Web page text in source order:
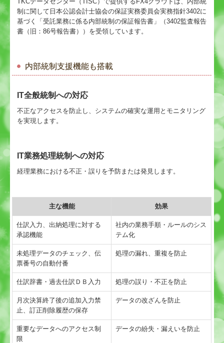
制に関して日本公認会計士協会の保証実務委員会実務指針3402に
基づく「受託業務に係る内部統制の保証報告書」（3402監査報告
書（旧：86号報告書））を受領しています。
内部統制支援機能も搭載
IT全般統制への対応
不正なアクセスを防止し、システムの確実な運用とモニタリング
を実現します。
IT業務処理統制への対応
経理業務における不正・誤りを予防または発見します。
主な機能 効果
仕訳入力、出納処理に対する
承認機能
社内の業務手順・ルールのシス
テム化
未処理データのチェック、伝
票番号の自動付番
処理の漏れ、重複を防止
仕訳辞書・過去仕訳ＤＢ入力 処理の誤り・不正を防止
月次決算終了後の追加入力禁
止、訂正削除履歴の保存
データの改ざんを防止
重要なデータへのアクセス制
限
データの紛失・漏えいを防止